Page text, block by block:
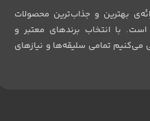
بهترین و جذاب‌ترین محصولات
با انتخاب برندهای معتبر و
تمامی سلیقه‌ها و نیازهای